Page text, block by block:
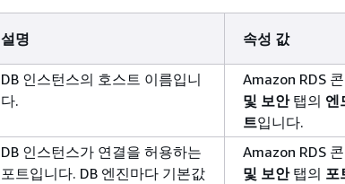
설명 속성 값
DB 인스턴스의 호스트 이름입니
다.
Amazon RDS
및 보안탭의 엔
트입니다.
DB 인스턴스가 연결을 허용하는
포트입니다. DB 엔진마다 기본값
Amazon RDS
및 보안탭의 포